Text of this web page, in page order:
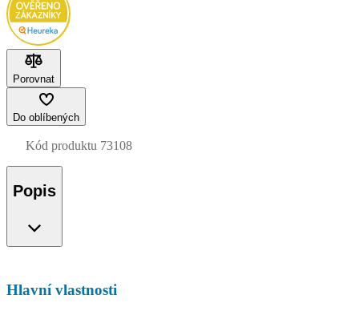
Porovnat
Do oblíbených
Kód produktu 73108
Popis
Hlavní vlastnosti